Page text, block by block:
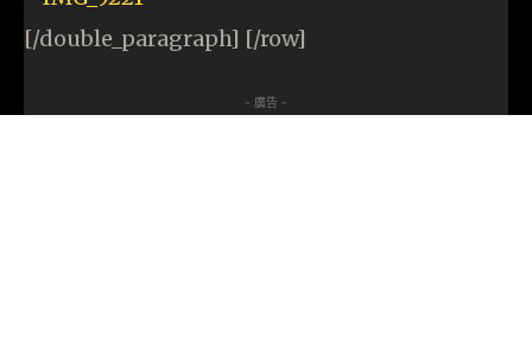
[/double_paragraph] [/row]
- 廣告 -